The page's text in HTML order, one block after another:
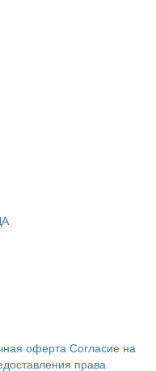
оферта Согласие на
права